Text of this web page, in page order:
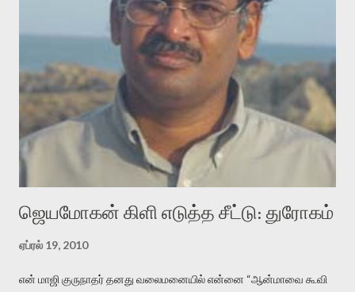
என்னவாக இருக்கும்? கவிதையின் அரூப இயக்கத்தை பொதுவயமாக
வடிக்க முயல்வதும் அதற்கே. கோயில் கருவறையின்
மென்வெளிச்சத்தில் நுண்பேசியின் படக்கருவியை இயக்கி சாத்தி
வைத்து விட்டு இயக்கத்தை அறிவோம். அறிதல் அபச்சாரமில்லை.
பயணப் படிமம் என்பது காக்னிடிவ் பொயடிக்ஸ் எனும் சமகால
விமர்சனத்தின் ஒரு முக்கிய கருவி. இக்கருவியை மனுஷ்யபுத்திரனின்
“காலை வணக்கங்கள்” எனும் ஒரு கவிதையில் சொருகப் போகிறோம்.
முதலில் கருவியை பழகுவோம். அன்றாட மொழியில் ஒன்று ம...
ஜெயமோகன் கிளி எடுத்த சீட்டு: துரோகம்
ஏப்ரல் 19, 2010
என் மாஜி குருநாதர் தனது வலைமனையில் என்னை “ஆன்மாவை கூவி